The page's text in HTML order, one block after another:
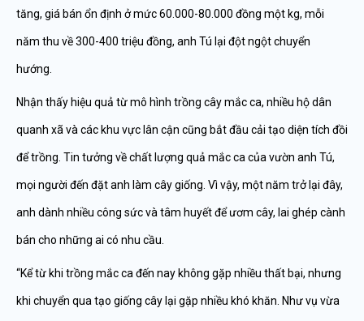
tăng, giá bán ổn định ở mức 60.000-80.000 đồng một kg, mỗi
năm thu về 300-400 triệu đồng, anh Tú lại đột ngột chuyển
hướng.
Nhận thấy hiệu quả từ mô hình trồng cây mắc ca, nhiều hộ dân
quanh xã và các khu vực lân cận cũng bắt đầu cải tạo diện tích đồi
để trồng. Tin tưởng về chất lượng quả mắc ca của vườn anh Tú,
mọi người đến đặt anh làm cây giống. Vì vậy, một năm trở lại đây,
anh dành nhiều công sức và tâm huyết để ươm cây, lai ghép cành
bán cho những ai có nhu cầu.
“Kể từ khi trồng mắc ca đến nay không gặp nhiều thất bại, nhưng
khi chuyển qua tạo giống cây lại gặp nhiều khó khăn. Như vụ vừa